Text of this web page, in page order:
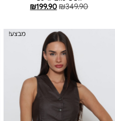
₪349.90
₪199.90
מבצע!